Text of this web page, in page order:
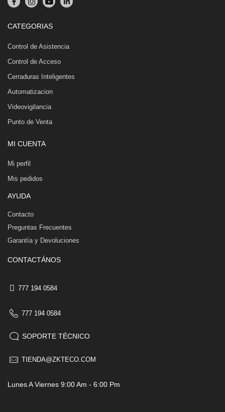
CATEGORIAS
Control de Asistencia
Control de Acceso
Cerraduras Inteligentes
Automatizacion
Videovigilancia
Punto de Venta
MI CUENTA
Mi perfil
Mis pedidos
AYUDA
Contacto
Preguntas Frecuentes
Garantía y Devoluciones
CONTACTÁNOS
777 194 0584
777 194 0584
SOPORTE TÉCNICO
TIENDA@ZKTECO.COM
Lunes A Viernes 9:00 Am - 6:00 Pm